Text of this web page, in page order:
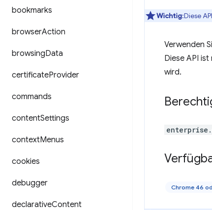
bookmarks
browserAction
browsingData
certificateProvider
commands
contentSettings
contextMenus
cookies
debugger
declarativeContent
Wichtig:Diese
Verwenden
Diese API
wird.
Chrome 46